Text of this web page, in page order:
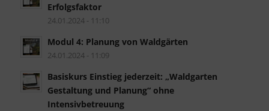
Erfolgsfaktor
24.01.2024 - 11:10
Modul 4: Planung von Waldgärten
24.01.2024 - 11:09
Basiskurs Einstieg jederzeit: „Waldgarten
Gestaltung und Planung“ ohne
Intensivbetreuung